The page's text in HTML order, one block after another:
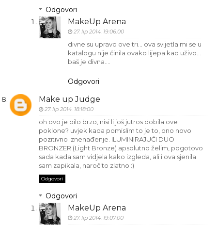
Odgovori
MakeUp Arena
27. lip 2014. 19:06:00
divne su upravo ove tri… ova svijetla mi se u
katalogu nije činila ovako lijepa kao uživo…
baš je divna….
Odgovori
Make up Judge
27. lip 2014. 18:18:00
oh ovo je bilo brzo, nisi li još jutros dobila ove
poklone? uvjek kada pomislim to je to, ono novo
pozitivno iznenađenje. ILUMINIRAJUĆI DUO
BRONZER (Light Bronze) apsolutno želim, pogotovo
sada kada sam vidjela kako izgleda, ali i ova sjenila
sam zapikala, naročito zlatno :)
Odgovori
Odgovori
MakeUp Arena
27. lip 2014. 19:07:00